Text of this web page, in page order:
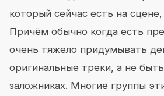
который сейчас есть на
Причём обычно когда есть
очень тяжело придумывать
оригинальные треки, а не
заложниках. Многие группы